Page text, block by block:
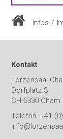
Infos
Kontakt
Lorzensaal
Dorfplatz 3
CH-6330 Cham
Telefon: +41